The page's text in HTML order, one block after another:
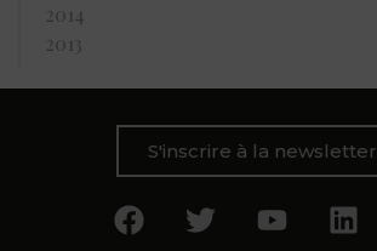
2014
2013
S'inscrire à la newsletter